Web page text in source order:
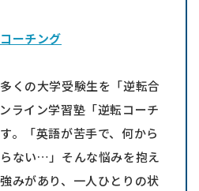
ーチング
くの大学受験生を「逆転合
ライン学習塾「逆転コーチ
。「英語が苦手で、何から
ない…」そんな悩みを抱え
みがあり、一人ひとりの状